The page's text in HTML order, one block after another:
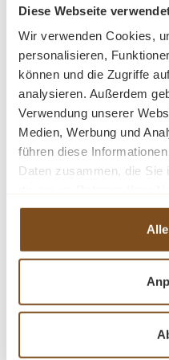
Diese Webseite
Wir verwenden Cookies,
personalisieren,
können und die Zugriffe
analysieren. Außerdem
Verwendung unserer
Medien, Werbung und
führen diese
Daten zusammen, die Sie
haben.
In den
Rabatt
-23%
Tipp
Küche